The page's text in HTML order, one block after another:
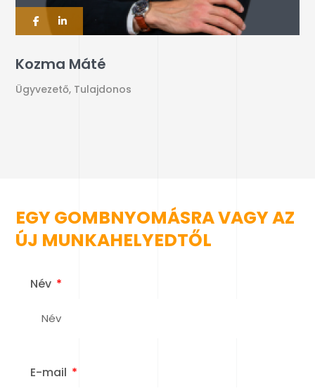
Kozma Máté
Ügyvezető, Tulajdonos
EGY GOMBNYOMÁSRA VAGY AZ
ÚJ MUNKAHELYEDTŐL
Név
E-mail